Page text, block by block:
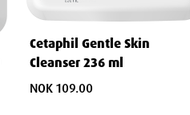
Cetaphil Gentle Skin
Cleanser 236 ml
NOK 109.00